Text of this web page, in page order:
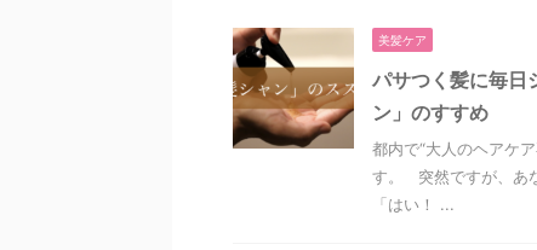
美髪ケア
パサつく髪に毎日
ン」のすすめ
都内で“大人のヘアケ
す。 突然ですが、あ
「はい！ ...